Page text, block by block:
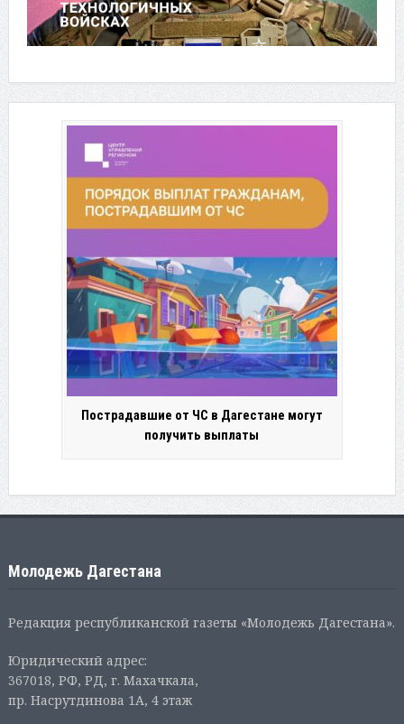
Пострадавшие от ЧС в Дагестане могут
получить выплаты
Молодежь Дагестана
Редакция республиканской газеты «Молодежь Дагестана».
Юридический адрес:
367018, РФ, РД, г. Махачкала,
пр. Насрутдинова 1А, 4 этаж